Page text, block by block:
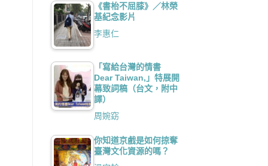
《書枱不屈膝》／林榮
基紀念影片
李惠仁
「寫給台灣的情書
Dear Taiwan,」特展開
幕致詞稿（台文，附中
譯）
周婉窈
你知道京戲是如何掠奪
臺灣文化資源的嗎？